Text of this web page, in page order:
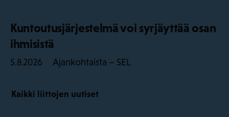
Kuntoutusjärjestelmä voi syrjäyttää osan
ihmisistä
5.8.2026 Ajankohtaista – SEL
Kaikki liittojen uutiset